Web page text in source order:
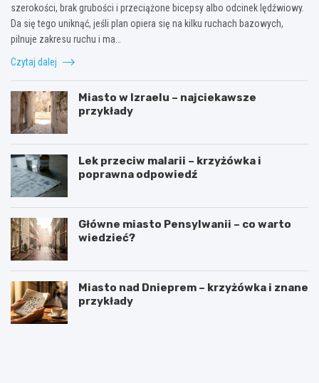
szerokości, brak grubości i przeciążone bicepsy albo odcinek lędźwiowy.
Da się tego uniknąć, jeśli plan opiera się na kilku ruchach bazowych,
pilnuje zakresu ruchu i ma…
Czytaj dalej
Miasto w Izraelu – najciekawsze
przykłady
Lek przeciw malarii – krzyżówka i
poprawna odpowiedź
Główne miasto Pensylwanii – co warto
wiedzieć?
Miasto nad Dnieprem – krzyżówka i znane
przykłady
J
D